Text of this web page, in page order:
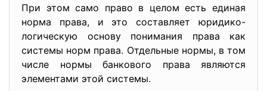
При этом само право в целом есть единая
норма права, и это составляет юридико-
логическую основу понимания права как
системы норм права. Отдельные нормы, в том
числе нормы банкового права являются
элементами этой системы.